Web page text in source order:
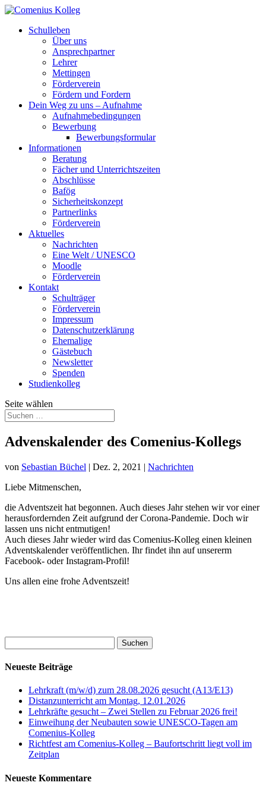
Schulleben
Über uns
Ansprechpartner
Lehrer
Mettingen
Förderverein
Fördern und Fordern
Dein Weg zu uns – Aufnahme
Aufnahmebedingungen
Bewerbung
Bewerbungsformular
Informationen
Beratung
Fächer und Unterrichtszeiten
Abschlüsse
Bafög
Sicherheitskonzept
Partnerlinks
Förderverein
Aktuelles
Nachrichten
Eine Welt / UNESCO
Moodle
Förderverein
Kontakt
Schulträger
Förderverein
Impressum
Datenschutzerklärung
Ehemalige
Gästebuch
Newsletter
Spenden
Studienkolleg
Seite wählen
Advenskalender des Comenius-Kollegs
von Sebastian Büchel | Dez. 2, 2021 | Nachrichten
Liebe Mitmenschen,
die Adventszeit hat begonnen. Auch dieses Jahr stehen wir vor einer
herausfordernden Zeit aufgrund der Corona-Pandemie. Doch wir
lassen uns nicht entmutigen!
Auch dieses Jahr wieder wird das Comenius-Kolleg einen kleinen
Adventskalender veröffentlichen. Ihr findet ihn auf unsererm
Facebook- oder Instagram-Profil!
Uns allen eine frohe Adventszeit!
nach:
Neueste Beiträge
Lehrkraft (m/w/d) zum 28.08.2026 gesucht (A13/E13)
Distanzunterricht am Montag, 12.01.2026
Lehrkräfte gesucht – Zwei Stellen zu Februar 2026 frei!
Einweihung der Neubauten sowie UNESCO-Tagen am
Comenius-Kolleg
Richtfest am Comenius-Kolleg – Baufortschritt liegt voll im
Zeitplan
Neueste Kommentare